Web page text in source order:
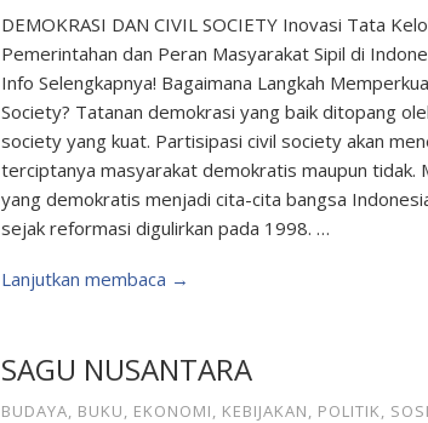
DEMOKRASI DAN CIVIL SOCIETY Inovasi Tata
Pemerintahan dan Peran Masyarakat Sipil di
Info Selengkapnya! Bagaimana Langkah
Society? Tatanan demokrasi yang baik ditopang
society yang kuat. Partisipasi civil society akan
terciptanya masyarakat demokratis maupun tidak.
yang demokratis menjadi cita-cita bangsa
sejak reformasi digulirkan pada 1998. …
Lanjutkan membaca →
SAGU NUSANTARA
BUDAYA, BUKU, EKONOMI, KEBIJAKAN, POLITIK,